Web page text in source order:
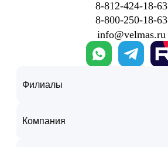
8‑812‑424‑18‑63
8‑800‑250‑18‑63
info@velmas.ru
Филиалы
Компания